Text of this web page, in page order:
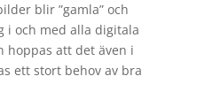
blir ”gamla” och
i och med alla digitala
hoppas att det även i
ett stort behov av bra